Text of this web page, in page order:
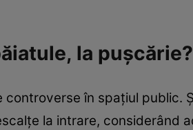
la
în spațiul public.
la intrare, considerând